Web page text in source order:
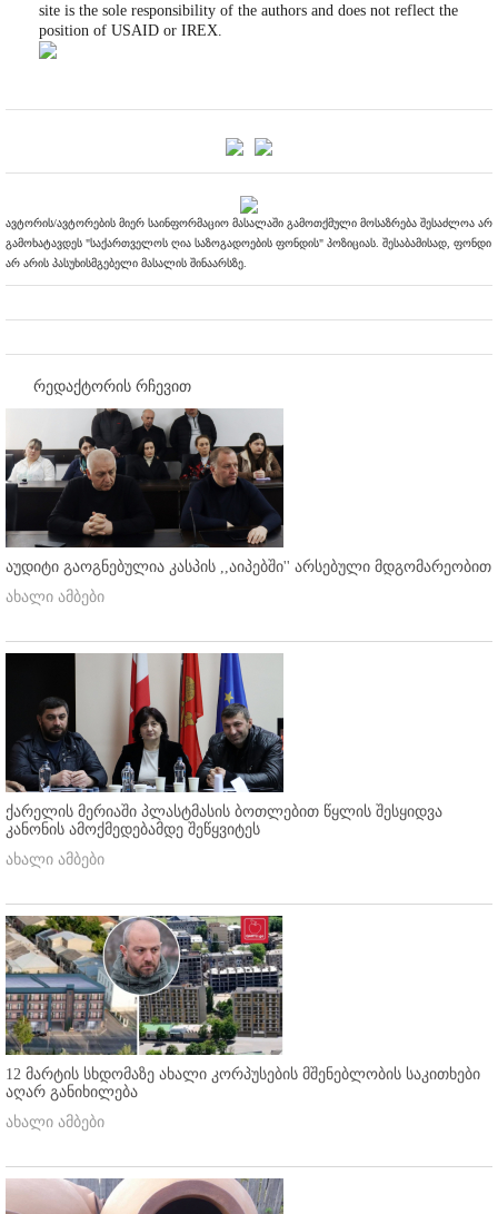
site is the sole responsibility of the authors and does not reflect the
position of USAID or IREX.
ავტორის/ავტორების მიერ საინფორმაციო მასალაში გამოთქმული მოსაზრება შესაძლოა არ
გამოხატავდეს "საქართველოს ღია საზოგადოების ფონდის" პოზიციას. შესაბამისად, ფონდი
არ არის პასუხისმგებელი მასალის შინაარსზე.
რედაქტორის რჩევით
აუდიტი გაოგნებულია კასპის ,,აიპებში'' არსებული მდგომარეობით
ახალი ამბები
ქარელის მერიაში პლასტმასის ბოთლებით წყლის შესყიდვა
კანონის ამოქმედებამდე შეწყვიტეს
ახალი ამბები
12 მარტის სხდომაზე ახალი კორპუსების მშენებლობის საკითხები
აღარ განიხილება
ახალი ამბები